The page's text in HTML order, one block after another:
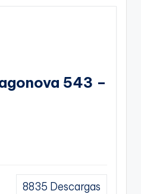
543 –
8835 Descargas